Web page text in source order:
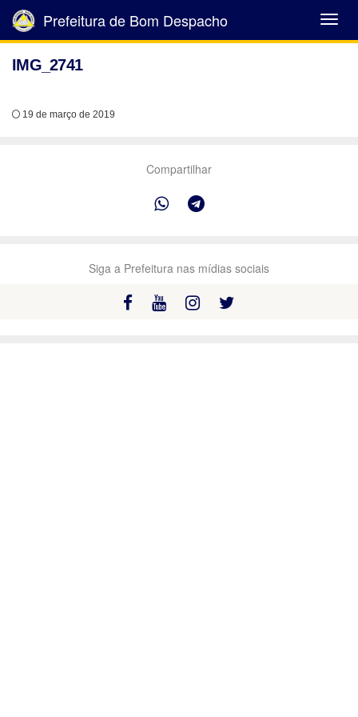
Abrir
Menu
Prefeitura de Bom Despacho
IMG_2741
19 de março de 2019
Compartilhar
Siga a Prefeitura nas mídias sociais